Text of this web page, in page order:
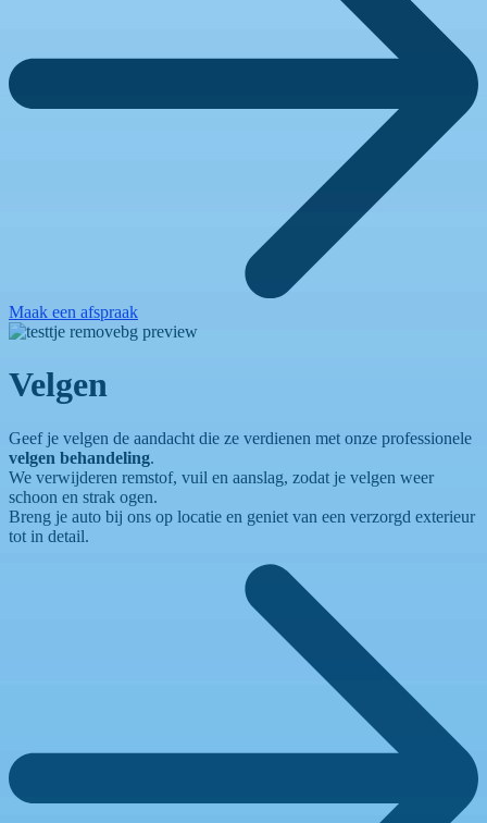
Maak een afspraak
Velgen
Geef je velgen de aandacht die ze verdienen met onze professionele
velgen behandeling.
We verwijderen remstof, vuil en aanslag, zodat je velgen weer
schoon en strak ogen.
Breng je auto bij ons op locatie en geniet van een verzorgd exterieur
tot in detail.